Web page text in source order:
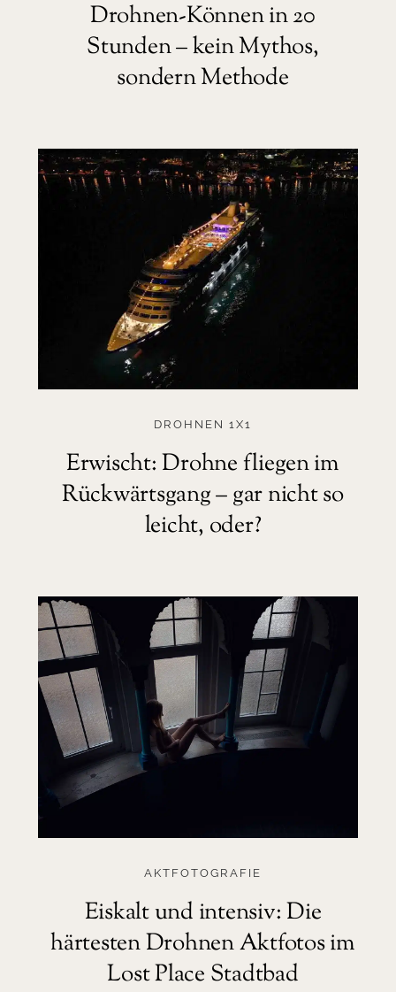
Drohnen-Können in 20
Stunden – kein Mythos,
sondern Methode
Erwischt: Drohne fliegen im
Rückwärtsgang – gar nicht so
leicht, oder?
DROHNEN 1X1
Eiskalt und intensiv: Die
härtesten Drohnen Aktfotos im
Lost Place Stadtbad
AKTFOTOGRAFIE